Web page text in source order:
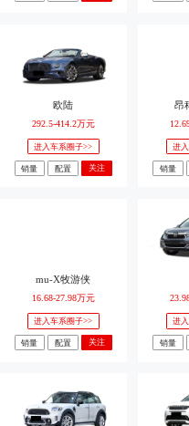
欧陆
292.5-414.2万元
进入车系圈子>>
销量 配置 关注
昂
进
销量
mu-X牧游侠
16.68-27.98万元
进入车系圈子>>
销量 配置 关注
进
销量